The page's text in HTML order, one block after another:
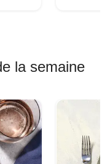
la semaine